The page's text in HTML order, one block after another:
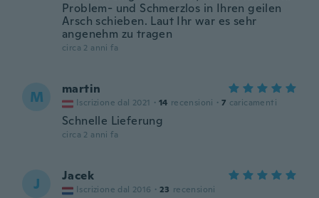
Problem- und Schmerzlos in Ihren geilen
Arsch schieben. Laut Ihr war es sehr
angenehm zu tragen
circa 2 anni fa
M martin
Iscrizione dal 2021 · 14 recensioni · 7 caricamenti
Schnelle Lieferung
circa 2 anni fa
J Jacek
Iscrizione dal 2016 · 23 recensioni